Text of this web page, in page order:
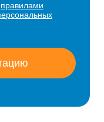
правилами